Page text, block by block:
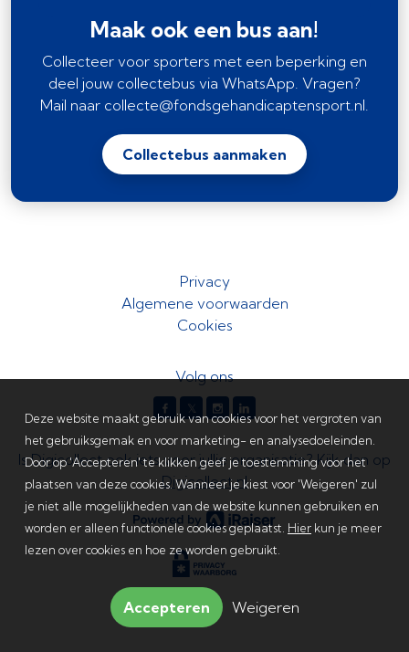
Maak ook een bus aan!
Collecteer voor sporters met een beperking en
deel jouw collectebus via WhatsApp. Vragen?
Mail naar collecte@fondsgehandicaptensport.nl.
Collectebus aanmaken
Privacy
Algemene voorwaarden
Cookies
Volg ons
𝕏
Is Digicollect ook iets voor jullie organisatie? Kijk dan op
Digicollect.nl
Deze website maakt gebruik van cookies voor het vergroten van
het gebruiksgemak en voor marketing- en analysedoeleinden.
Door op 'Accepteren' te klikken geef je toestemming voor het
plaatsen van deze cookies. Wanneer je kiest voor 'Weigeren' zul
je niet alle mogelijkheden van de website kunnen gebruiken en
worden er alleen functionele cookies geplaatst. Hier kun je meer
lezen over cookies en hoe ze worden gebruikt.
Accepteren Weigeren